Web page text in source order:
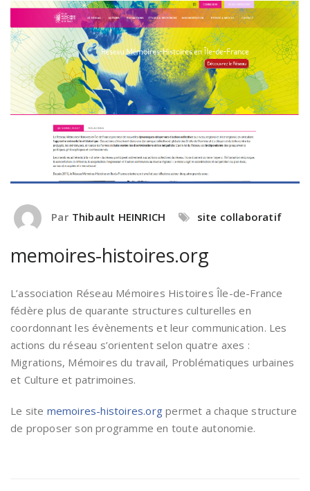
Par Thibault HEINRICH site collaboratif
memoires-histoires.org
L’association Réseau Mémoires Histoires Île-de-France
fédère plus de quarante structures culturelles en
coordonnant les évènements et leur communication. Les
actions du réseau s’orientent selon quatre axes :
Migrations, Mémoires du travail, Problématiques urbaines
et Culture et patrimoines.
Le site memoires-histoires.org permet a chaque structure
de proposer son programme en toute autonomie.